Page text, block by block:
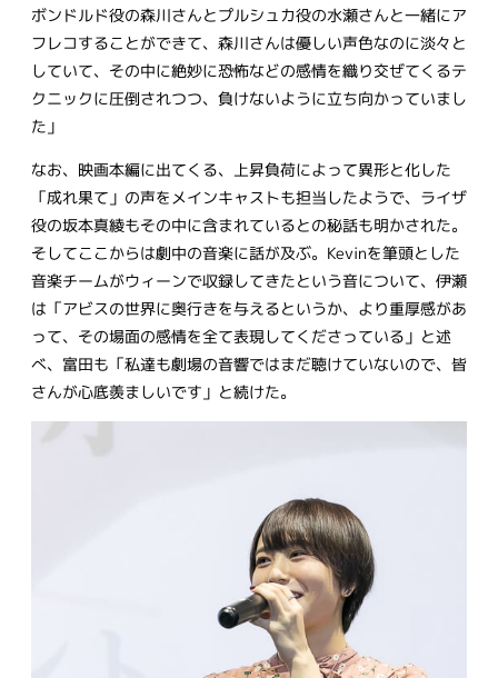
ボンドルド役の森川さんとプルシュカ役の水瀬さんと一緒にア
フレコすることができて、森川さんは優しい声色なのに淡々と
していて、その中に絶妙に恐怖などの感情を織り交ぜてくるテ
クニックに圧倒されつつ、負けないように立ち向かっていまし
た」
なお、映画本編に出てくる、上昇負荷によって異形と化した
「成れ果て」の声をメインキャストも担当したようで、ライザ
役の坂本真綾もその中に含まれているとの秘話も明かされた。
そしてここからは劇中の音楽に話が及ぶ。Kevinを筆頭とした
音楽チームがウィーンで収録してきたという音について、伊瀬
は「アビスの世界に奥行きを与えるというか、より重厚感があ
って、その場面の感情を全て表現してくださっている」と述
べ、富田も「私達も劇場の音響ではまだ聴けていないので、皆
さんが心底羨ましいです」と続けた。